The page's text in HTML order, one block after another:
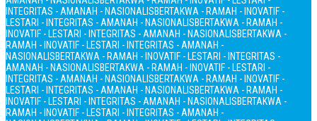
INTEGRITAS - AMANAH - NASIONALISBERTAKWA - RAMAH - INOVATIF -
LESTARI - INTEGRITAS - AMANAH - NASIONALISBERTAKWA - RAMAH -
INOVATIF - LESTARI - INTEGRITAS - AMANAH - NASIONALISBERTAKWA -
RAMAH - INOVATIF - LESTARI - INTEGRITAS - AMANAH -
NASIONALISBERTAKWA - RAMAH - INOVATIF - LESTARI - INTEGRITAS -
AMANAH - NASIONALISBERTAKWA - RAMAH - INOVATIF - LESTARI -
INTEGRITAS - AMANAH - NASIONALISBERTAKWA - RAMAH - INOVATIF -
LESTARI - INTEGRITAS - AMANAH - NASIONALISBERTAKWA - RAMAH -
INOVATIF - LESTARI - INTEGRITAS - AMANAH - NASIONALISBERTAKWA -
RAMAH - INOVATIF - LESTARI - INTEGRITAS - AMANAH -